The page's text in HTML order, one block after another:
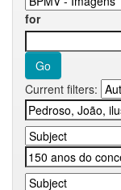
for
Current filters: